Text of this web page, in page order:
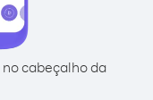
cabeçalho da